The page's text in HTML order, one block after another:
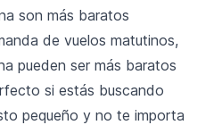
son más baratos
de vuelos matutinos,
pueden ser más baratos
si estás buscando
pequeño y no te importa